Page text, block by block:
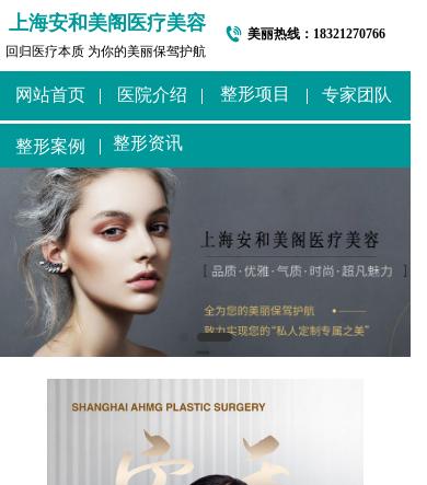
上海安和美阁医疗美容
回归医疗本质 为你的美丽保驾护航
美丽热线： 18321270766
网站首页 医院介绍 专家团队
整形项目
整形资讯
整形案例